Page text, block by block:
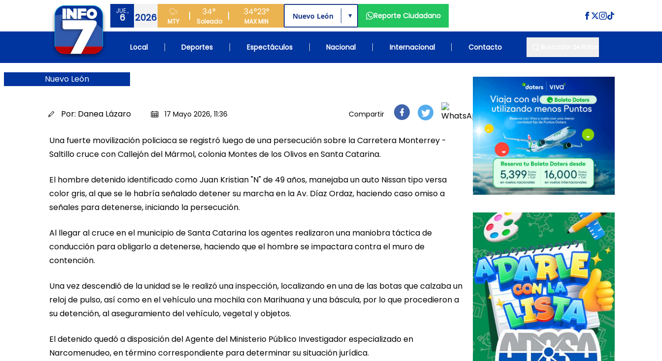
JUE.,
6 2026 MTY
34°
Soleado
34°
MAX
23°
MIN
▼ Reporte Ciudadano
Local Deportes Espectáculos Nacional Internacional Contacto
Nuevo León
Por: Danea Lázaro 17 Mayo 2026, 11:36 Compartir
Una fuerte movilización policiaca se registró luego de una persecución sobre la Carretera Monterrey -
Saltillo cruce con Callejón del Mármol, colonia Montes de los Olivos en Santa Catarina.
El hombre detenido identificado como Juan Kristian "N" de 49 años, manejaba un auto Nissan tipo versa
color gris, al que se le habría señalado detener su marcha en la Av. Díaz Ordaz, haciendo caso omiso a
señales para detenerse, iniciando la persecución.
Al llegar al cruce en el municipio de Santa Catarina los agentes realizaron una maniobra táctica de
conducción para obligarlo a detenerse, haciendo que el hombre se impactara contra el muro de
contención.
Una vez descendió de la unidad se le realizó una inspección, localizando en una de las botas que calzaba un
reloj de pulso, así como en el vehículo una mochila con Marihuana y una báscula, por lo que procedieron a
su detención, al aseguramiento del vehículo, vegetal y objetos.
El detenido quedó a disposición del Agente del Ministerio Público Investigador especializado en
Narcomenudeo, en término correspondiente para determinar su situación jurídica.